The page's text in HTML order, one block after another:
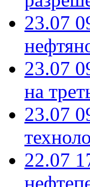
23.07
23.07
на
23.07
22.07